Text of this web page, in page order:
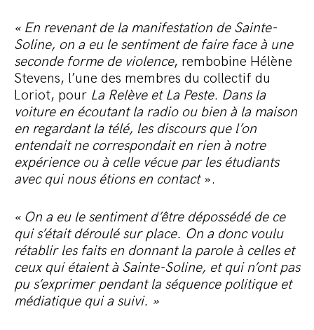
« En revenant de la manifestation de Sainte-
Soline, on a eu le sentiment de faire face à une
seconde forme de violence, rembobine Hélène
Stevens, l’une des membres du collectif du
Loriot, pour La Relève et La Peste. Dans la
voiture en écoutant la radio ou bien à la maison
en regardant la télé, les discours que l’on
entendait ne correspondait en rien à notre
expérience ou à celle vécue par les étudiants
avec qui nous étions en contact».
« On a eu le sentiment d’être dépossédé de ce
qui s’était déroulé sur place. On a donc voulu
rétablir les faits en donnant la parole à celles et
ceux qui étaient à Sainte-Soline, et qui n’ont pas
pu s’exprimer pendant la séquence politique et
médiatique qui a suivi. »